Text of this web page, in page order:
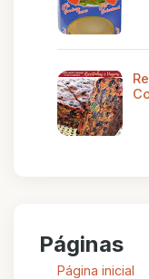
Páginas
Página inicial